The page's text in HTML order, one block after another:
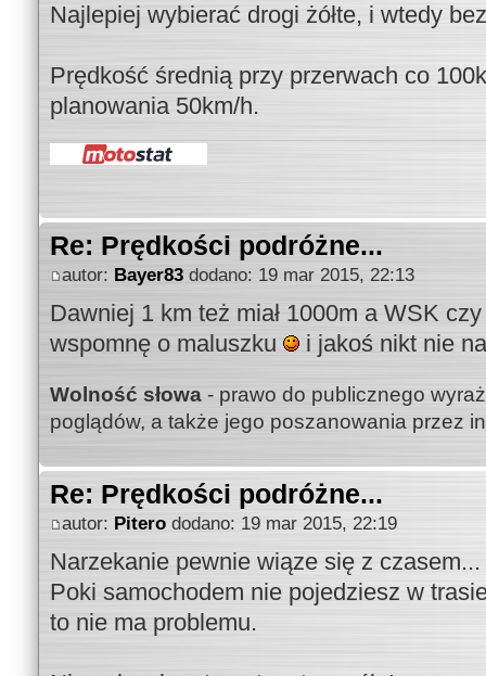
Najlepiej wybierać drogi żółte, i wtedy
Prędkość średnią przy przerwach co
planowania 50km/h.
Re: Prędkości podróżne...
autor: Bayer83dodano: 19 mar 2015, 22:13
Dawniej 1 km też miał 1000m a WSK
wspomnę o maluszku
i jakoś nikt nie
Wolność słowa- prawo do publicznego
poglądów, a także jego poszanowania przez
Re: Prędkości podróżne...
autor: Piterododano: 19 mar 2015, 22:19
Narzekanie pewnie wiąze się z czasem...
Poki samochodem nie pojedziesz w
to nie ma problemu.